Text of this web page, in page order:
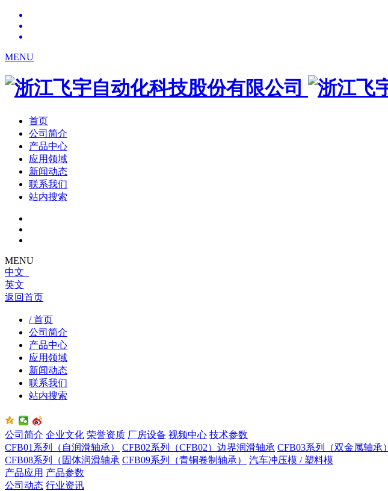
MENU
首页
公司简介
产品中心
应用领域
新闻动态
联系我们
站内搜索
MENU
中文
英文
返回首页
/ 首页
公司简介
产品中心
应用领域
新闻动态
联系我们
站内搜索
公司简介 企业文化 荣誉资质 厂房设备 视频中心 技术参数
CFB01系列（自润滑轴承）
CFB02系列（CFB02）边界润滑轴承 CFB03系列（双金属轴承）
CFB08系列（固体润滑轴承 CFB09系列（青铜卷制轴承）
汽车冲压模 / 塑料模
产品应用 产品参数
公司动态 行业资讯